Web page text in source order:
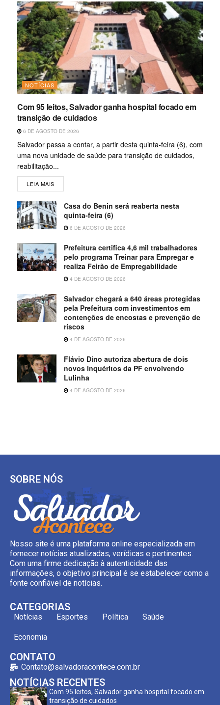
NOTÍCIAS
Com 95 leitos, Salvador ganha hospital focado em
transição de cuidados
6 DE AGOSTO DE 2026
Salvador passa a contar, a partir desta quinta-feira (6), com
uma nova unidade de saúde para transição de cuidados,
reabilitação...
LEIA MAIS
Casa do Benin será reaberta nesta
quinta-feira (6)
6 DE AGOSTO DE 2026
Prefeitura certifica 4,6 mil trabalhadores
pelo programa Treinar para Empregar e
realiza Feirão de Empregabilidade
4 DE AGOSTO DE 2026
Salvador chegará a 640 áreas protegidas
pela Prefeitura com investimentos em
contenções de encostas e prevenção de
riscos
4 DE AGOSTO DE 2026
Flávio Dino autoriza abertura de dois
novos inquéritos da PF envolvendo
Lulinha
4 DE AGOSTO DE 2026
SOBRE NÓS
Nosso site é uma plataforma online especializada em
fornecer notícias atualizadas, verídicas e pertinentes.
Com uma firme dedicação à autenticidade das
informações, o objetivo principal é se estabelecer como a
fonte confiável de notícias.
CATEGORIAS
Notícias Esportes Política Saúde
Economia
CONTATO
Contato@salvadoracontece.com.br
NOTÍCIAS RECENTES
Com 95 leitos, Salvador ganha hospital focado em
transição de cuidados